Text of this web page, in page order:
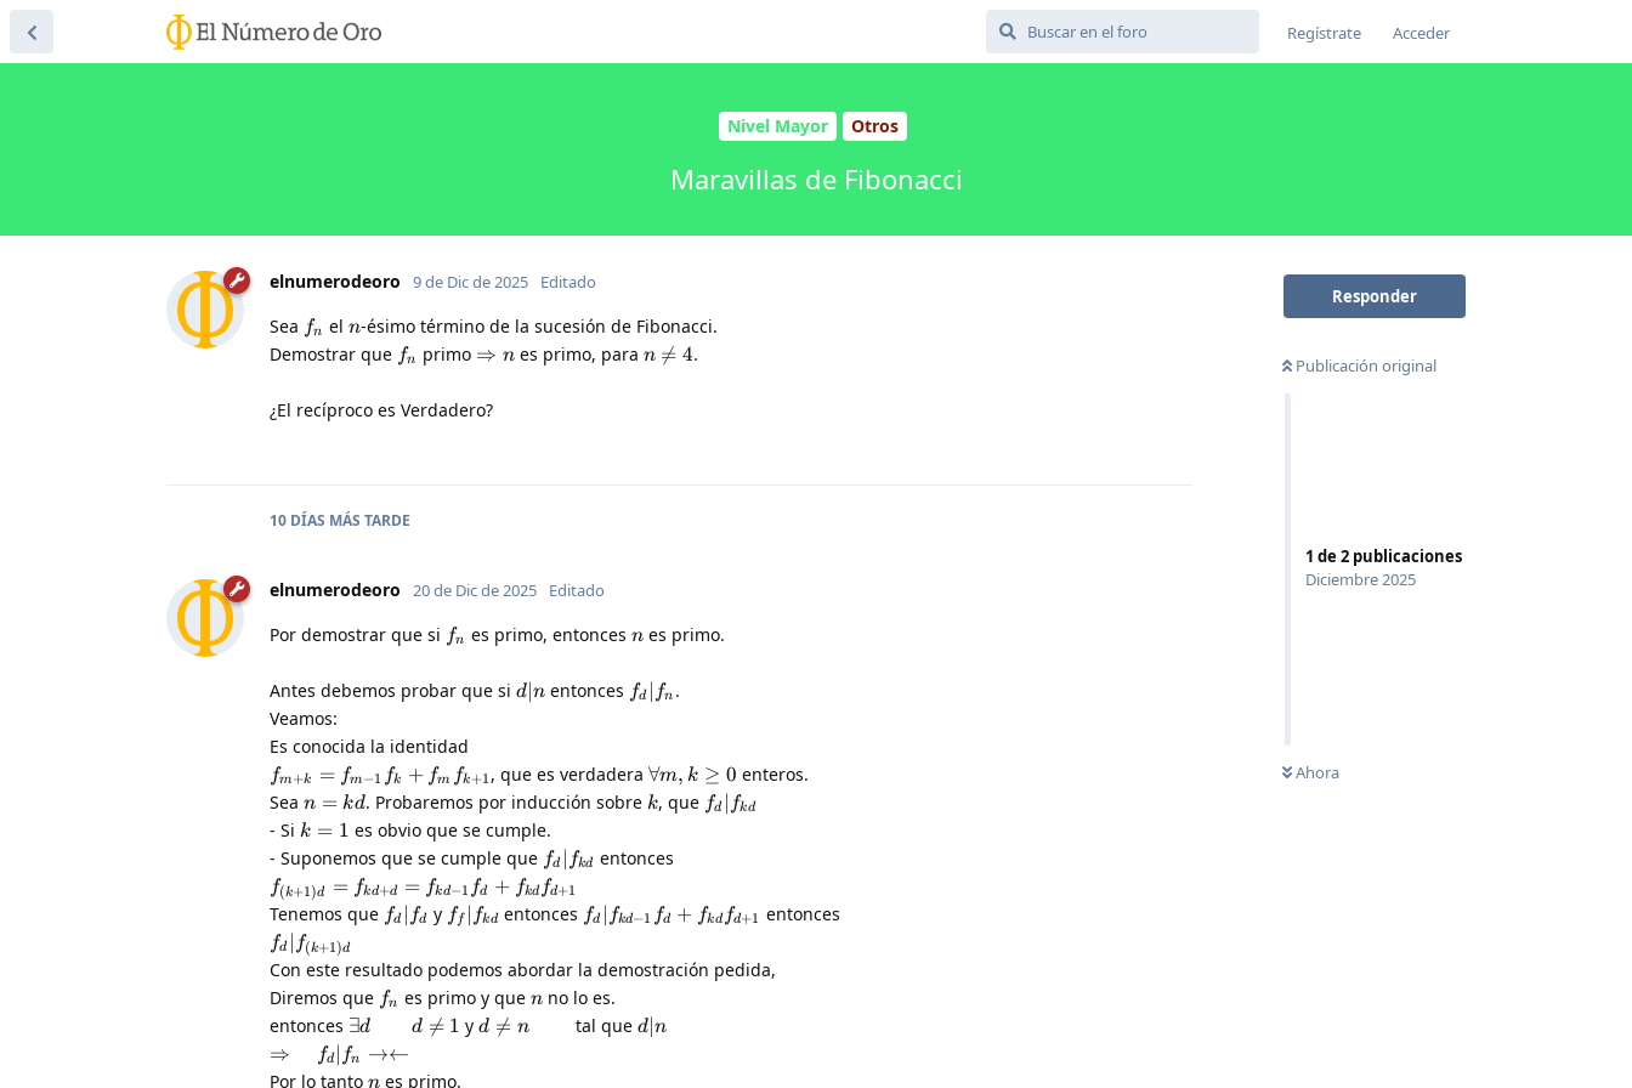
Regístrate Acceder
Nivel Mayor Otros
Maravillas de Fibonacci
Responder
Publicación original
1 de 2 publicaciones
Diciembre 2025
Ahora
elnumerodeoro 9 de Dic de 2025 Editado
Sea fn el n-ésimo término de la sucesión de Fibonacci.
Demostrar que fn primo ⇒ nes primo, para n 
= 4.
¿El recíproco es Verdadero?
10 DÍAS MÁS TARDE
elnumerodeoro 20 de Dic de 2025 Editado
Por demostrar que si fn es primo, entonces nes primo.
Antes debemos probar que si d∣n entonces fd ∣ fn .
Veamos:
Es conocida la identidad
fm+k = fm−1 fk + fm fk+1 , que es verdadera ∀m, k ≥ 0 enteros.
Sea n = kd. Probaremos por inducción sobre k, que fd ∣ fkd
- Si k = 1 es obvio que se cumple.
- Suponemos que se cumple que fd ∣ fkd entonces
f(k+1)d = fkd+d = fkd−1 fd + fkd fd+1
Tenemos que fd ∣ fd y ff ∣ fkd entonces fd ∣ fkd−1 fd + fkd fd+1 entonces
fd ∣ f(k+1)d
Con este resultado podemos abordar la demostración pedida,
Diremos que fn es primo y que nno lo es.
entonces ∃d d 
= 1 yd 
= n tal que d∣n
⇒ fd ∣ fn →←
Por lo tanto n es primo.